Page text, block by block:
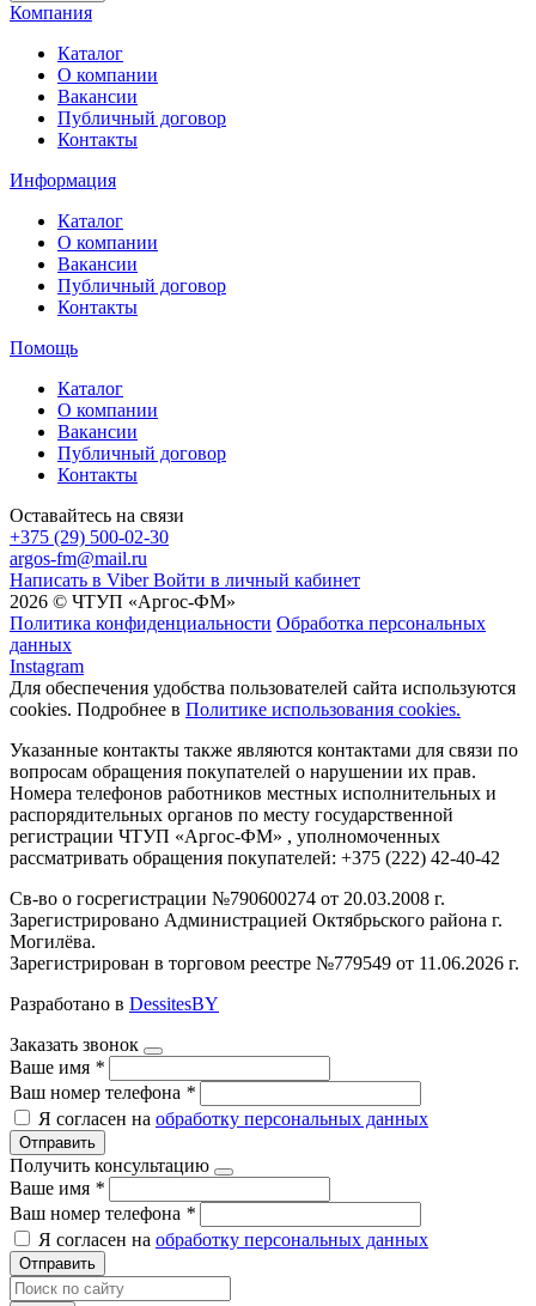
Компания
Каталог
О компании
Вакансии
Публичный договор
Контакты
Информация
Каталог
О компании
Вакансии
Публичный договор
Контакты
Помощь
Каталог
О компании
Вакансии
Публичный договор
Контакты
Оставайтесь на связи
+375 (29) 500-02-30
argos-fm@mail.ru
Написать в Viber Войти в личный кабинет
2026 © ЧТУП «Аргос-ФМ»
Политика конфиденциальности Обработка персональных
данных
Instagram
Для обеспечения удобства пользователей сайта используются
cookies. Подробнее в Политике использования cookies.
Указанные контакты также являются контактами для связи по
вопросам обращения покупателей о нарушении их прав.
Номера телефонов работников местных исполнительных и
распорядительных органов по месту государственной
регистрации ЧТУП «Аргос-ФМ» , уполномоченных
рассматривать обращения покупателей: +375 (222) 42-40-42
Св-во о госрегистрации №790600274 от 20.03.2008 г.
Зарегистрировано Администрацией Октябрьского района г.
Могилёва.
Зарегистрирован в торговом реестре №779549 от 11.06.2026 г.
Разработано в DessitesBY
Заказать звонок
Ваше имя *
Ваш номер телефона *
Я согласен на обработку персональных данных
Отправить
Получить консультацию
Ваше имя *
Ваш номер телефона *
Я согласен на обработку персональных данных
Отправить